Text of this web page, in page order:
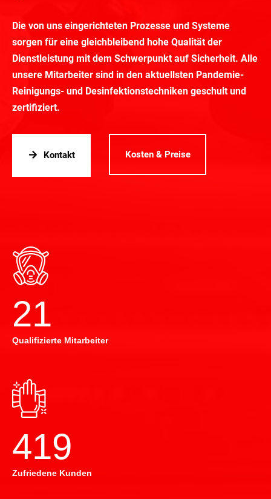
Die von uns eingerichteten Prozesse und Systeme
sorgen für eine gleichbleibend hohe Qualität der
Dienstleistung mit dem Schwerpunkt auf Sicherheit. Alle
unsere Mitarbeiter sind in den aktuellsten Pandemie-
Reinigungs- und Desinfektionstechniken geschult und
zertifiziert.
Kontakt Kosten & Preise
22
Qualifizierte Mitarbeiter
420
Zufriedene Kunden